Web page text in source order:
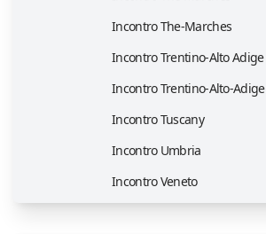
Incontro The-Marches
Incontro Trentino-Alto Adige
Incontro Trentino-Alto-Adige
Incontro Tuscany
Incontro Umbria
Incontro Veneto